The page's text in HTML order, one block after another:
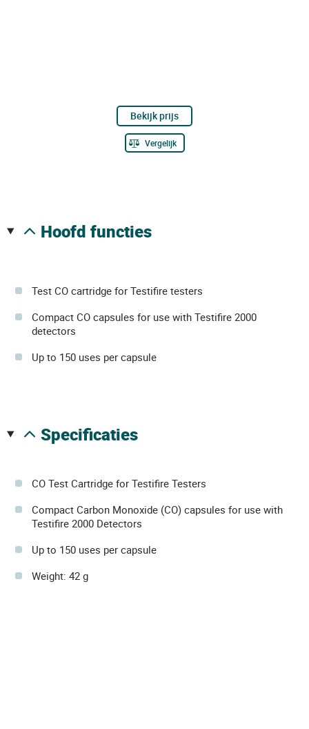
Bekijk prijs
Vergelijk
hoofd functies
Test CO cartridge for Testifire testers
Compact CO capsules for use with Testifire 2000
detectors
Up to 150 uses per capsule
specificaties
CO Test Cartridge for Testifire Testers
Compact Carbon Monoxide (CO) capsules for use with
Testifire 2000 Detectors
Up to 150 uses per capsule
Weight: 42 g